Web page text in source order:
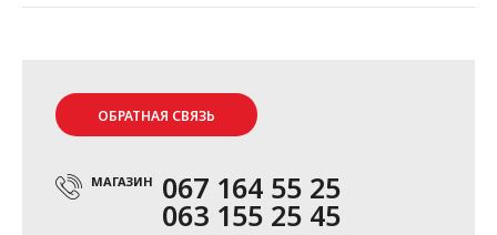
ОБРАТНАЯ СВЯЗЬ
МАГАЗИН 067 164 55 25
063 155 25 45